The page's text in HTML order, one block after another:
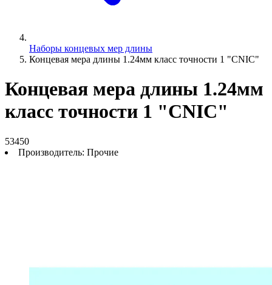
Наборы концевых мер длины
Концевая мера длины 1.24мм класс точности 1 "CNIC"
Концевая мера длины 1.24мм
класс точности 1 "CNIC"
53450
Производитель: Прочие